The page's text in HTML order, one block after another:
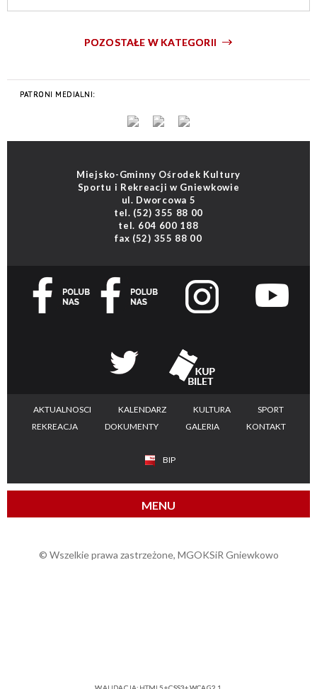
POZOSTAŁE W KATEGORII
Miejsko-Gminny Ośrodek Kultury
Sportu i Rekreacji w Gniewkowie
ul. Dworcowa 5
tel. (52) 355 88 00
tel. 604 600 188
fax (52) 355 88 00
AKTUALNOSCI KALENDARZ KULTURA
SPORT
REKREACJA
DOKUMENTY GALERIA KONTAKT
BIP
MENU
© Wszelkie prawa zastrzeżone, MGOKSiR Gniewkowo